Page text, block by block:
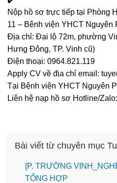
Nộp hồ sơ trực tiếp tại Phòng
11 – Bệnh viện YHCT Nguyên
Địa chỉ: Đại lộ 72m, phường
Hưng Đông, TP. Vinh cũ)
Điện thoại: 0964.821.119
Apply CV về địa chỉ email:
Tại Bệnh viện YHCT Nguyên
Liên hệ nạp hồ sơ Hotline/
Bài viết từ chuyên mục
[P. TRƯỜNG
TỔNG HỢP